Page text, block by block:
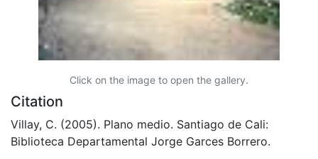
Click on the image to open the gallery.
Citation
Villay, C. (2005). Plano medio. Santiago de Cali:
Biblioteca Departamental Jorge Garces Borrero.